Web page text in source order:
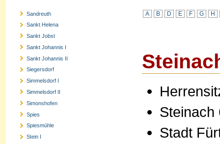
Sandreuth
Sankt Helena
Sankt Jobst
Sankt Johannis I
Sankt Johannis II
Siegersdorf
Simmelsdorf I
Simmelsdorf II
Simonshofen
Spies
Spiesmühle
Stein I
A B D E F G H
Steinach
Stadt